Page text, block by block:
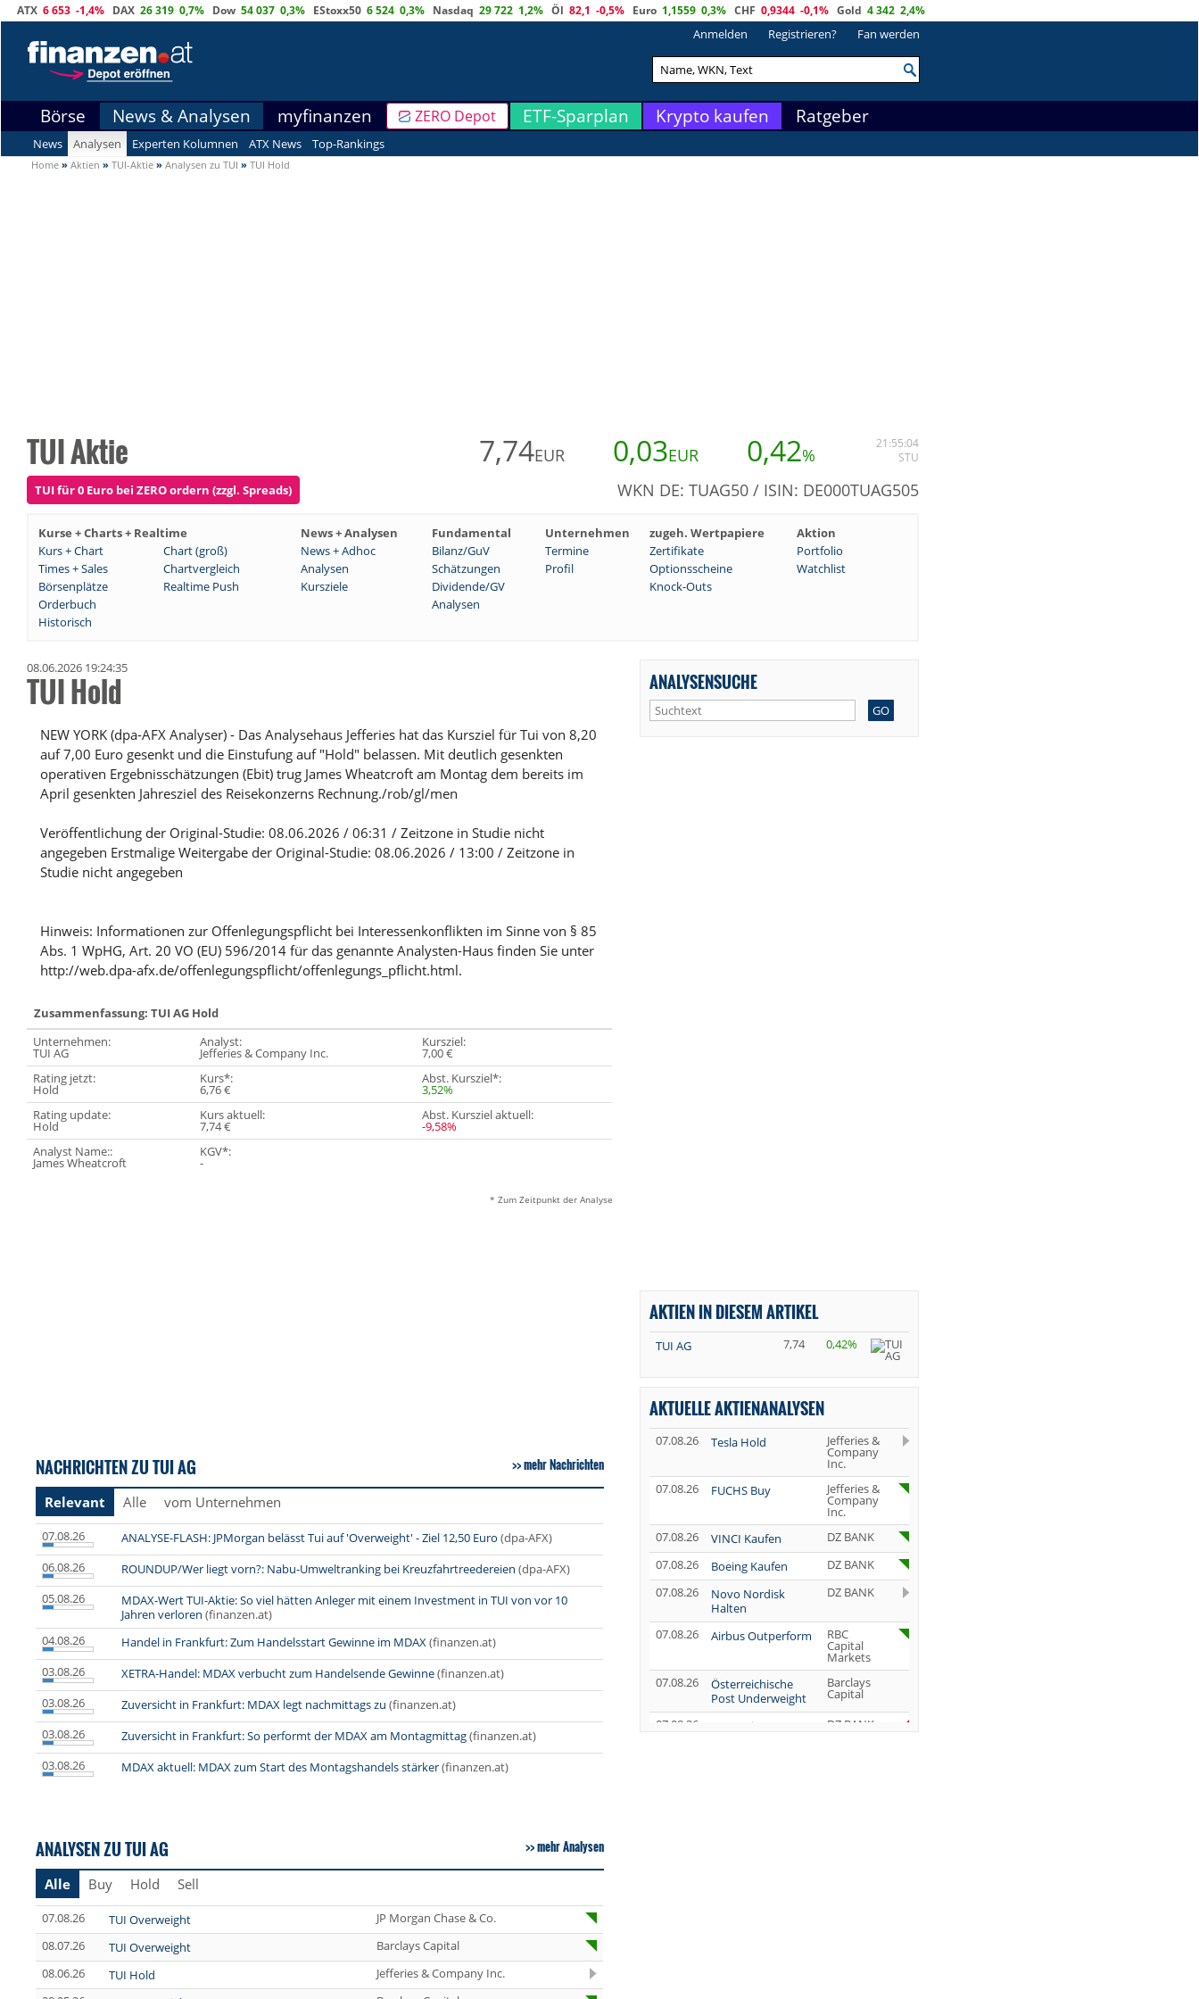
ATX 6 653 -1,4% DAX 26 319 0,7% Dow 54 037 0,3% EStoxx50 6 524 0,3% Nasdaq 29 722 1,2% Öl 82,1 -0,5% Euro 1,1559 0,3% CHF 0,9344 -0,1% Gold 4 342 2,4%
Anmelden Registrieren? Fan werden
Börse News & Analysen myfinanzen ZERO Depot ETF-Sparplan Krypto kaufen Ratgeber
News Analysen Experten Kolumnen ATX News Top-Rankings
Home » Aktien » TUI-Aktie » Analysen zu TUI » TUI Hold
TUI Aktie 7,74EUR 0,03EUR 0,42%
21:55:04
STU
TUI für 0 Euro bei ZERO ordern (zzgl. Spreads) WKN DE: TUAG50 / ISIN: DE000TUAG505
Kurse + Charts + Realtime News + Analysen Fundamental Unternehmen zugeh. Wertpapiere
Aktion
Kurs + Chart
Chart (groß) News + Adhoc Bilanz/GuV Termine Zertifikate
Portfolio
Times + Sales
Chartvergleich Analysen Schätzungen Profil Optionsscheine
Watchlist
Börsenplätze
Realtime Push Kursziele Dividende/GV
Knock-Outs
Orderbuch
Analysen
Historisch
08.06.2026 19:24:35
TUI Hold
NEW YORK (dpa-AFX Analyser) - Das Analysehaus Jefferies hat das Kursziel für Tui von 8,20
auf 7,00 Euro gesenkt und die Einstufung auf "Hold" belassen. Mit deutlich gesenkten
operativen Ergebnisschätzungen (Ebit) trug James Wheatcroft am Montag dem bereits im
April gesenkten Jahresziel des Reisekonzerns Rechnung./rob/gl/men
Veröffentlichung der Original-Studie: 08.06.2026 / 06:31 / Zeitzone in Studie nicht
angegeben Erstmalige Weitergabe der Original-Studie: 08.06.2026 / 13:00 / Zeitzone in
Studie nicht angegeben
Hinweis: Informationen zur Offenlegungspflicht bei Interessenkonflikten im Sinne von § 85
Abs. 1 WpHG, Art. 20 VO (EU) 596/2014 für das genannte Analysten-Haus finden Sie unter
http://web.dpa-afx.de/offenlegungspflicht/offenlegungs_pflicht.html.
Zusammenfassung: TUI AG Hold
Unternehmen:
TUI AG
Analyst:
Jefferies & Company Inc.
Kursziel:
7,00 €
Rating jetzt:
Hold
Kurs*:
6,76 €
Abst. Kursziel*:
3,52%
Rating update:
Hold
Kurs aktuell:
7,74 €
Abst. Kursziel aktuell:
-9,58%
Analyst Name::
James Wheatcroft
KGV*:
-
* Zum Zeitpunkt der Analyse
NACHRICHTEN ZU TUI AG mehr Nachrichten
Relevant Alle vom Unternehmen
07.08.26 ANALYSE-FLASH: JPMorgan belässt Tui auf 'Overweight' - Ziel 12,50 Euro (dpa-AFX)
06.08.26
ROUNDUP/Wer liegt vorn?: Nabu-Umweltranking bei Kreuzfahrtreedereien (dpa-AFX)
05.08.26
MDAX-Wert TUI-Aktie: So viel hätten Anleger mit einem Investment in TUI von vor 10
Jahren verloren (finanzen.at)
04.08.26
Handel in Frankfurt: Zum Handelsstart Gewinne im MDAX(finanzen.at)
03.08.26
XETRA-Handel: MDAX verbucht zum Handelsende Gewinne(finanzen.at)
03.08.26
Zuversicht in Frankfurt: MDAX legt nachmittags zu (finanzen.at)
03.08.26
Zuversicht in Frankfurt: So performt der MDAX am Montagmittag(finanzen.at)
03.08.26
MDAX aktuell: MDAX zum Start des Montagshandels stärker(finanzen.at)
ANALYSEN ZU TUI AG mehr Analysen
Alle Buy Hold Sell
07.08.26 TUI Overweight
JP Morgan Chase & Co.
08.07.26
TUI Overweight
Barclays Capital
08.06.26
TUI Hold
Jefferies & Company Inc.
ANALYSENSUCHE
GO
AKTIEN IN DIESEM ARTIKEL
TUI AG 7,74 0,42%
AKTUELLE AKTIENANALYSEN
07.08.26 Tesla Hold Jefferies &
Company
Inc.
07.08.26
FUCHS Buy Jefferies &
Company
Inc.
07.08.26
VINCI Kaufen
DZ BANK
07.08.26
Boeing Kaufen
DZ BANK
07.08.26
Novo Nordisk
Halten
DZ BANK
07.08.26 Airbus Outperform RBC
Capital
Markets
07.08.26
Österreichische
Post Underweight
Barclays
Capital
07.08.26
SUSS MicroTec
DZ BANK